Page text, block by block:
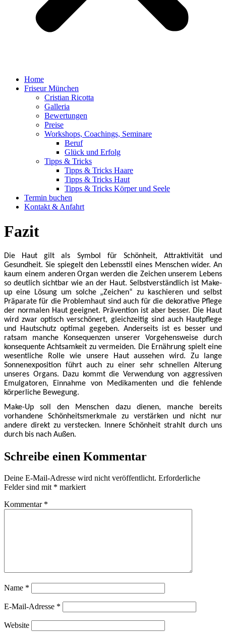
Home
Friseur München
Cristian Ricotta
Galleria
Bewertungen
Preise
Workshops, Coachings, Seminare
Beruf
Glück und Erfolg
Tipps & Tricks
Tipps & Tricks Haare
Tipps & Tricks Haut
Tipps & Tricks Körper und Seele
Termin buchen
Kontakt & Anfahrt
Fazit
Die Haut gilt als Symbol für Schönheit, Attraktivität und
Gesundheit. Sie spiegelt den Lebensstil eines Menschen wider. An
kaum einem anderen Organ werden die Zeichen unserem Lebens
so deutlich sichtbar wie an der Haut. Selbstverständlich ist Make-
up eine Lösung um solche „Zeichen“ zu kaschieren und selbst
Präparate für die Problemhaut sind auch für die dekorative Pflege
der normalen Haut geeignet. Prävention ist aber besser. Die Haut
wird zwar optisch verschönert, gleichzeitig sind auch Hautpflege
und Hautschutz optimal gegeben. Anderseits ist es besser und
ratsam manche Konsequenzen unserer Vorgehensweise durch
konsequente Achtsamkeit zu vermeiden. Die Ernährung spielt eine
wesentliche Rolle wie unsere Haut aussehen wird. Zu lange
Sonnenexposition führt auch zu einer sehr schnellen Alterung
unseres Organs. Dazu kommt die Verwendung von aggressiven
Emulgatoren, Einnahme von Medikamenten und die fehlende
körperliche Bewegung.
Make-Up soll den Menschen dazu dienen, manche bereits
vorhandene Schönheitsmerkmale zu verstärken und nicht nur
andere direkt zu verstecken. Innere Schönheit strahlt durch uns
durch bis nach Außen.
Schreibe einen Kommentar
Deine E-Mail-Adresse wird nicht veröffentlicht. Erforderliche
Felder sind mit * markiert
Kommentar *
Name *
E-Mail-Adresse *
Website